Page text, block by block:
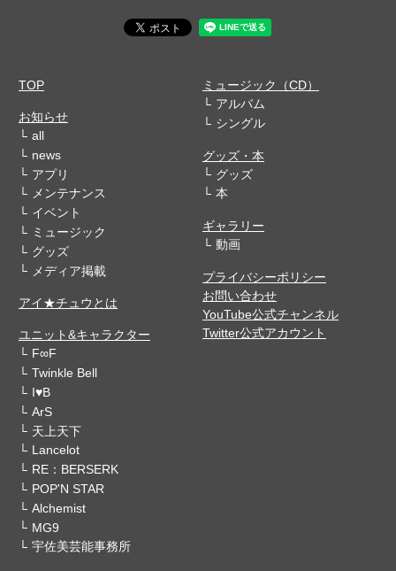
TOP
お知らせ
all
news
アプリ
メンテナンス
イベント
ミュージック
グッズ
メディア掲載
アイ★チュウとは
ユニット&キャラクター
F∞F
Twinkle Bell
I♥B
ArS
天上天下
Lancelot
RE：BERSERK
POP'N STAR
Alchemist
MG9
宇佐美芸能事務所
ミュージック（CD）
アルバム
シングル
グッズ・本
グッズ
本
ギャラリー
動画
プライバシーポリシー
お問い合わせ
YouTube公式チャンネル
Twitter公式アカウント